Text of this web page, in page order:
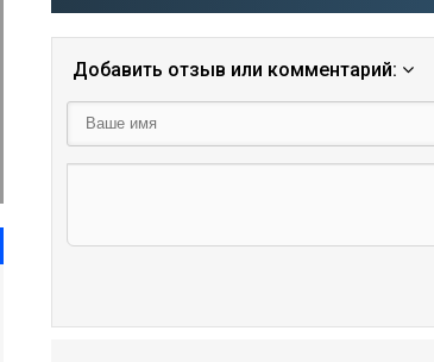
Добавить отзыв или комментарий: